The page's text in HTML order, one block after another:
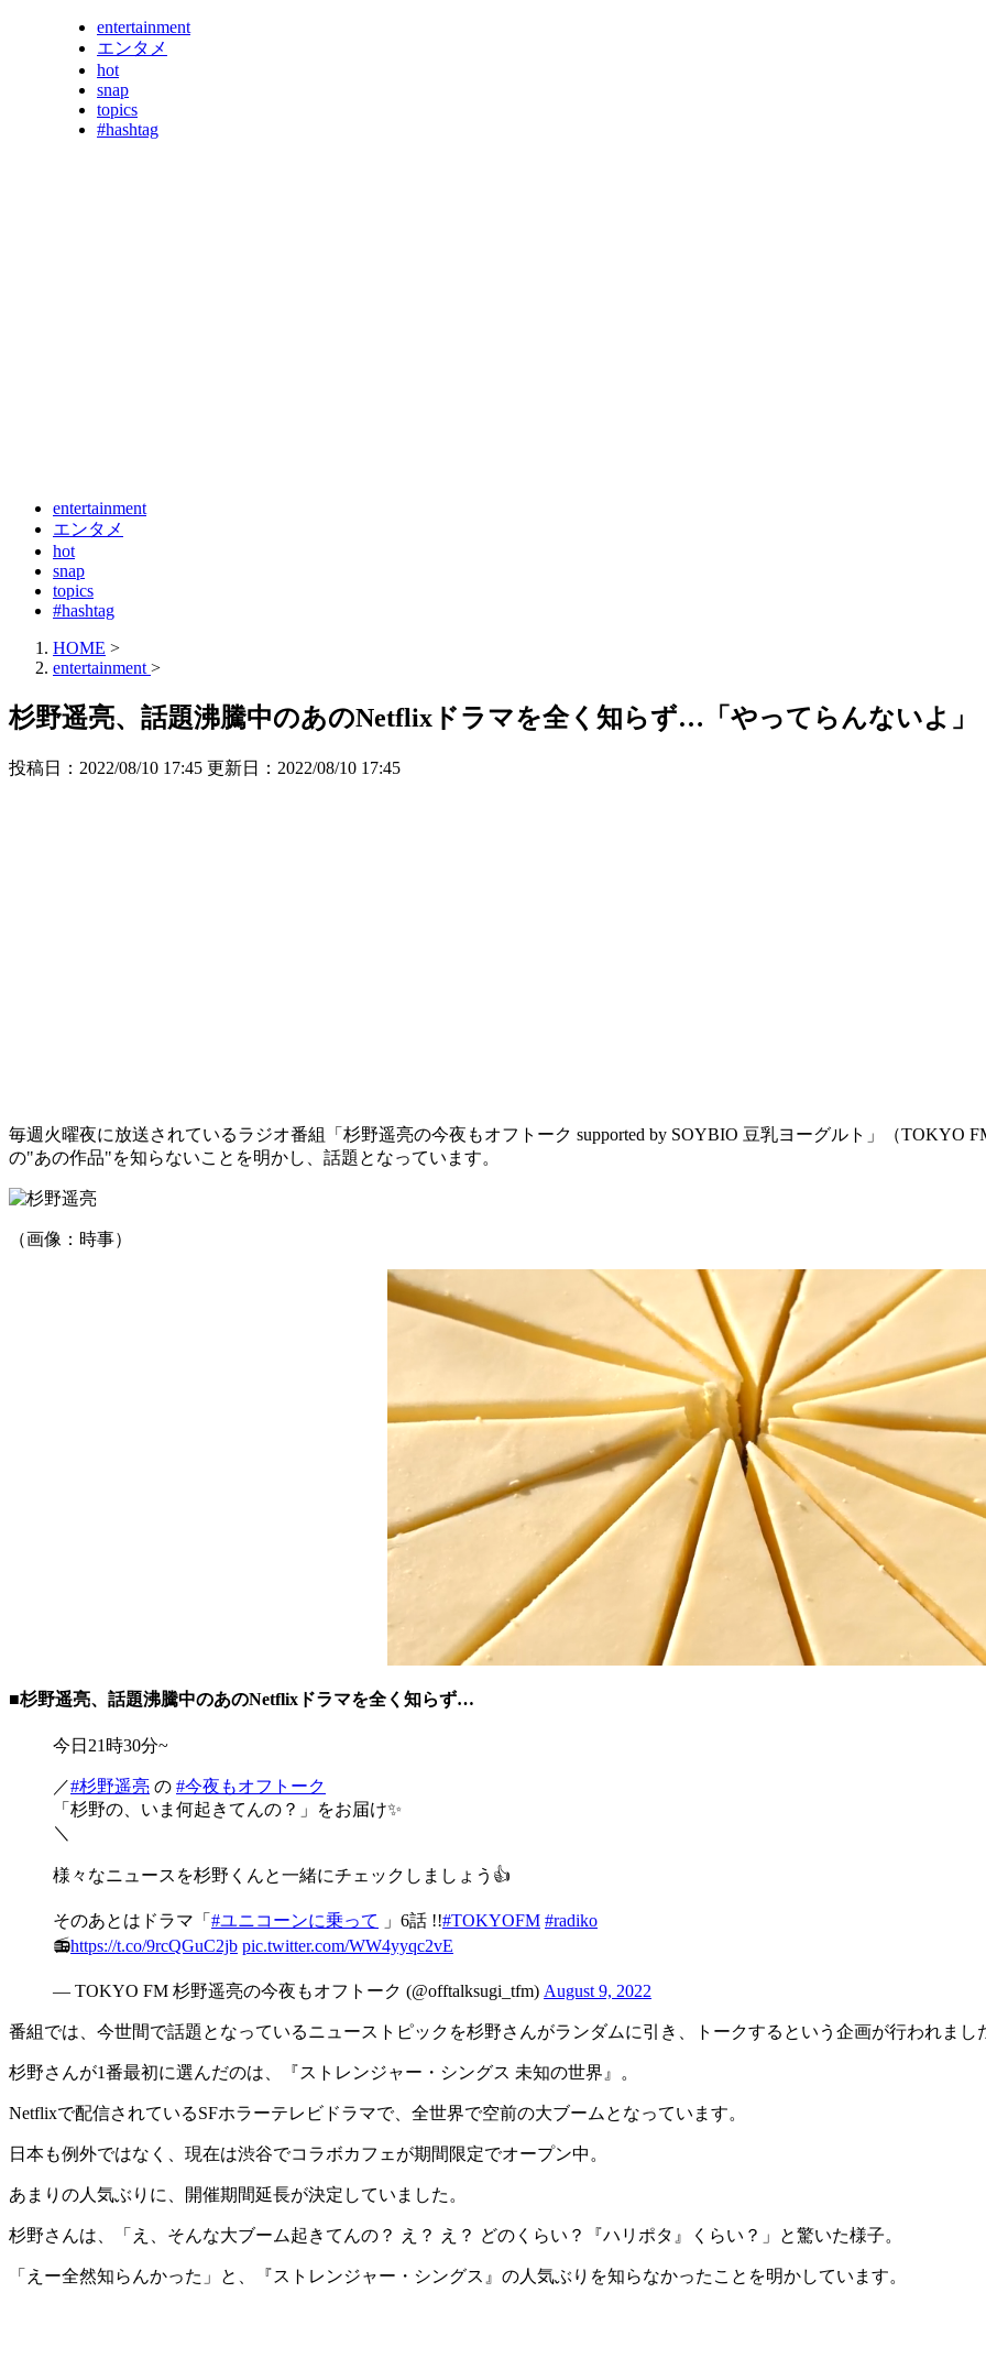
entertainment
エンタメ
hot
snap
topics
#hashtag
entertainment
エンタメ
hot
snap
topics
#hashtag
HOME >
entertainment >
杉野遥亮、話題沸騰中のあのNetflixドラマを全く知らず…「やってらんないよ」
投稿日：2022/08/10 17:45 更新日： 2022/08/10 17:45
毎週火曜夜に放送されているラジオ番組「杉野遥亮の今夜もオフトーク supported by SOYBIO 豆乳ヨーグルト」（TOKYO
の"あの作品"を知らないことを明かし、話題となっています。
（画像：時事）
■杉野遥亮、話題沸騰中のあのNetflixドラマを全く知らず…
今日21時30分~
／#杉野遥亮 の #今夜もオフトーク
「杉野の、いま何起きてんの？」をお届け✨
＼
様々なニュースを杉野くんと一緒にチェックしましょう👍
そのあとはドラマ「 #ユニコーンに乗って 」6話 !!#TOKYOFM #radiko
📻https://t.co/9rcQGuC2jb pic.twitter.com/WW4yyqc2vE
— TOKYO FM 杉野遥亮の今夜もオフトーク (@offtalksugi_tfm) August 9, 2022
番組では、今世間で話題となっているニューストピックを杉野さんがランダムに引き、トークするという企画が行われまし
杉野さんが1番最初に選んだのは、『ストレンジャー・シングス 未知の世界』。
Netflixで配信されているSFホラーテレビドラマで、全世界で空前の大ブームとなっています。
日本も例外ではなく、現在は渋谷でコラボカフェが期間限定でオープン中。
あまりの人気ぶりに、開催期間延長が決定していました。
杉野さんは、「え、そんな大ブーム起きてんの？ え？ え？ どのくらい？『ハリポタ』くらい？」と驚いた様子。
「えー全然知らんかった」と、『ストレンジャー・シングス』の人気ぶりを知らなかったことを明かしています。